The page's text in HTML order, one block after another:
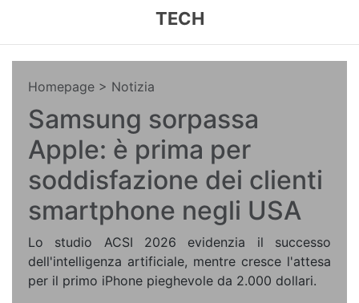
TECH
Homepage > Notizia
Samsung sorpassa
Apple: è prima per
soddisfazione dei clienti
smartphone negli USA
Lo studio ACSI 2026 evidenzia il successo
dell'intelligenza artificiale, mentre cresce l'attesa
per il primo iPhone pieghevole da 2.000 dollari.